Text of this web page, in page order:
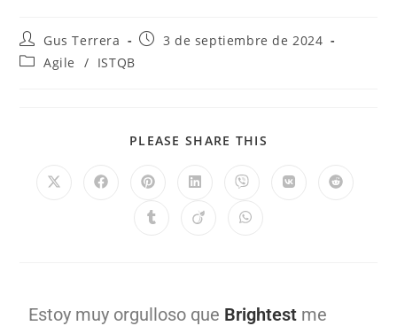
Gus Terrera
3 de septiembre de 2024
Agile
/ ISTQB
PLEASE SHARE THIS
Estoy muy orgulloso que Brightest me